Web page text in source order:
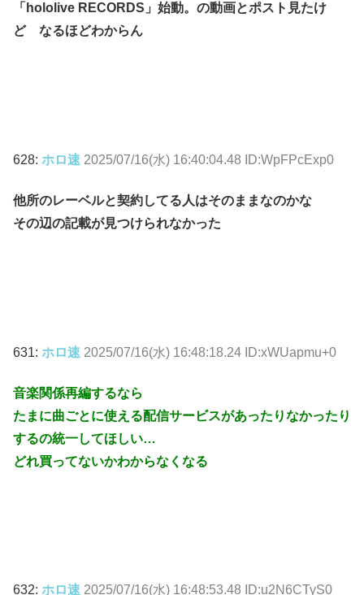
「hololive RECORDS」始動。の動画とポスト見たけ
ど なるほどわからん
628: ホロ速 2025/07/16(水) 16:40:04.48 ID:WpFPcExp0
他所のレーベルと契約してる人はそのままなのかな
その辺の記載が見つけられなかった
631: ホロ速 2025/07/16(水) 16:48:18.24 ID:xWUapmu+0
音楽関係再編するなら
たまに曲ごとに使える配信サービスがあったりなかったり
するの統一してほしい…
どれ買ってないかわからなくなる
632: ホロ速 2025/07/16(水) 16:48:53.48 ID:u2N6CTyS0